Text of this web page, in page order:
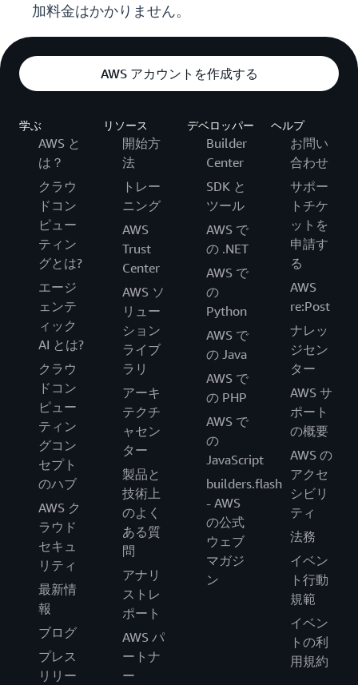
加料金はかかりません。
AWS アカウントを作成する
学ぶ
AWS と
は？
クラウ
ドコン
ピュー
ティン
グとは?
エージ
ェンテ
ィック
AI とは?
クラウ
ドコン
ピュー
ティン
グコン
セプト
のハブ
AWS ク
ラウド
セキュ
リティ
最新情
報
ブログ
プレス
リリー
リソース
開始方
法
トレー
ニング
AWS
Trust
Center
AWS ソ
リュー
ション
ライブ
ラリ
アーキ
テクチ
ャセン
ター
製品と
技術上
のよく
ある質
問
アナリ
ストレ
ポート
AWS パ
ートナ
ー
デベロッパー
Builder
Center
SDK と
ツール
AWS で
の .NET
AWS で
の
Python
AWS で
の Java
AWS で
の PHP
AWS で
の
JavaScript
builders.flash
- AWS
の公式
ウェブ
マガジ
ン
ヘルプ
お問い
合わせ
サポー
トチケ
ットを
申請す
る
AWS
re:Post
ナレッ
ジセン
ター
AWS サ
ポート
の概要
AWS の
アクセ
シビリ
ティ
法務
イベン
ト行動
規範
イベン
トの利
用規約